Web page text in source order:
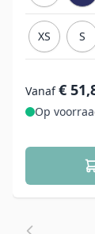
XS S
Vanaf €
Op